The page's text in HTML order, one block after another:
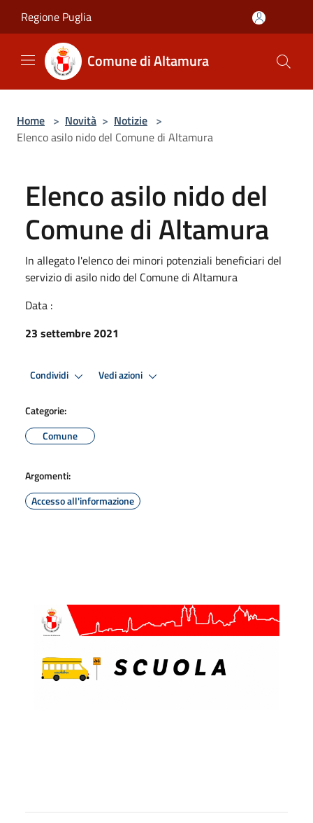
Regione Puglia
Comune di Altamura
Home > Novità > Notizie >
Elenco asilo nido del Comune di Altamura
Elenco asilo nido del
Comune di Altamura
In allegato l'elenco dei minori potenziali beneficiari del
servizio di asilo nido del Comune di Altamura
Data :
23 settembre 2021
Condividi Vedi azioni
Categorie:
Comune
Argomenti:
Accesso all'informazione